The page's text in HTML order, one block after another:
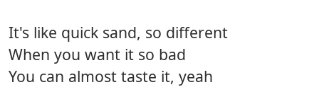
It's like quick sand, so different
When you want it so bad
You can almost taste it, yeah